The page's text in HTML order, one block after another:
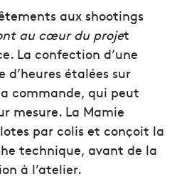
aux shootings
au cœur du projet
La confection d’une
d’heures étalées sur
commande, qui peut
mesure. La Mamie
par colis et conçoit la
technique, avant de la
à l’atelier.